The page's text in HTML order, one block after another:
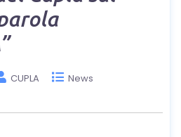
CUPLA News